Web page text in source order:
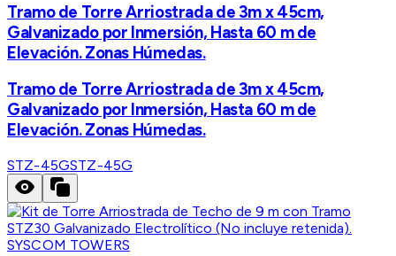
Tramo de Torre Arriostrada de 3m x 45cm,
Galvanizado por Inmersión, Hasta 60 m de
Elevación. Zonas Húmedas.
Tramo de Torre Arriostrada de 3m x 45cm,
Galvanizado por Inmersión, Hasta 60 m de
Elevación. Zonas Húmedas.
STZ-45GSTZ-45G
SYSCOM TOWERS